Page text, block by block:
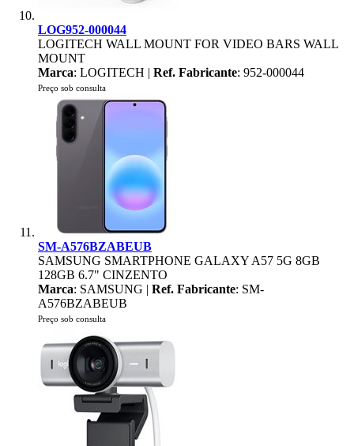
LOG952-000044
LOGITECH WALL MOUNT FOR VIDEO BARS WALL
MOUNT
Marca: LOGITECH | Ref. Fabricante: 952-000044
Preço sob consulta
SM-A576BZABEUB
SAMSUNG SMARTPHONE GALAXY A57 5G 8GB
128GB 6.7" CINZENTO
Marca: SAMSUNG | Ref. Fabricante: SM-
A576BZABEUB
Preço sob consulta